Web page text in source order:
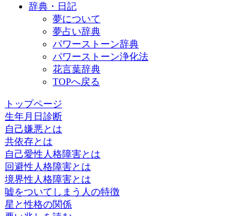
辞典・日記
夢について
夢占い辞典
パワーストーン辞典
パワーストーン浄化法
花言葉辞典
TOPへ戻る
トップページ
生年月日診断
自己嫌悪とは
共依存とは
自己愛性人格障害とは
回避性人格障害とは
境界性人格障害とは
嘘をついてしまう人の特徴
星と性格の関係